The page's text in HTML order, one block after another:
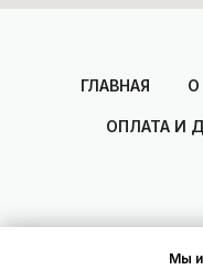
ГЛАВНАЯ О
ОПЛАТА И
Мы